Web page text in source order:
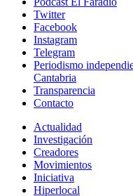
Twitter
Facebook
Instagram
Telegram
Periodismo
Cantabria
Transparencia
Contacto
Actualidad
Investigación
Creadores
Movimientos
Iniciativa
Hiperlocal